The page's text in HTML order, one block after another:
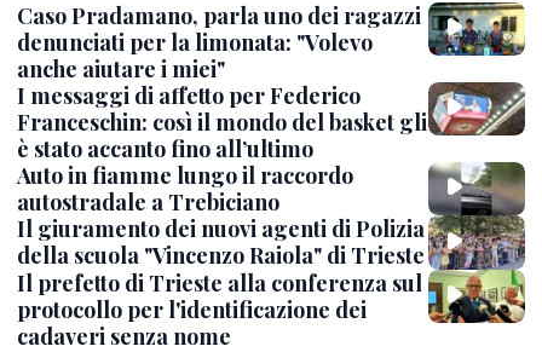
Caso Pradamano, parla uno dei ragazzi
denunciati per la limonata: "Volevo
anche aiutare i miei"
I messaggi di affetto per Federico
Franceschin: così il mondo del basket gli
è stato accanto fino all’ultimo
Auto in fiamme lungo il raccordo
autostradale a Trebiciano
Il giuramento dei nuovi agenti di Polizia
della scuola "Vincenzo Raiola" di Trieste
Il prefetto di Trieste alla conferenza sul
protocollo per l'identificazione dei
cadaveri senza nome